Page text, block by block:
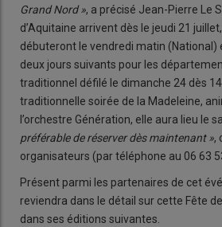
Grand Nord », a précisé Jean-Pierre Le
d’Aquitaine arrivent dès le jeudi 21
débuteront le vendredi matin (National)
deux jours suivants pour les
traditionnel défilé le dimanche 24 dès
traditionnelle soirée de la Madeleine,
l’orchestre Génération, elle aura lieu le
préférable de réserver dès maintenant »,
organisateurs (par téléphone au 06 63
Présent parmi les partenaires de cet
reviendra dans le détail sur cette Fête
dans ses éditions suivantes.